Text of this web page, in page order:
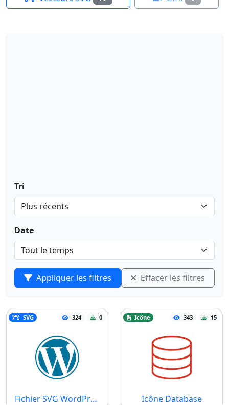
Tri
Date
Appliquer les filtres Effacer les filtres
SVG 324 0
Fichier SVG WordPress
Icône 343 15
Icône Database